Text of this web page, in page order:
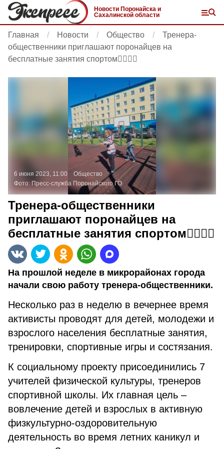
Новости Поронайска и
Сахалинской области
Главная Новости Общество
Тренера-
общественники приглашают поронайцев на
бесплатные занятия спортом🏃‍♂️🏃‍♀️
6 июня 2023, 11:00
Общество
Фото:Пресс-служба Поронайского ГО
Тренера-общественники
приглашают поронайцев на
бесплатные занятия спортом🏃‍♂️🏃‍♀️
На прошлой неделе в микрорайонах города
начали свою работу тренера-общественники.
Несколько раз в неделю в вечернее время
активисты проводят для детей, молодежи и
взрослого населения бесплатные занятия,
тренировки, спортивные игры и состязания.
К социальному проекту присоединились 7
учителей физической культуры, тренеров
спортивной школы. Их главная цель –
вовлечение детей и взрослых в активную
физкультурно-оздоровительную
деятельность во время летних каникул и